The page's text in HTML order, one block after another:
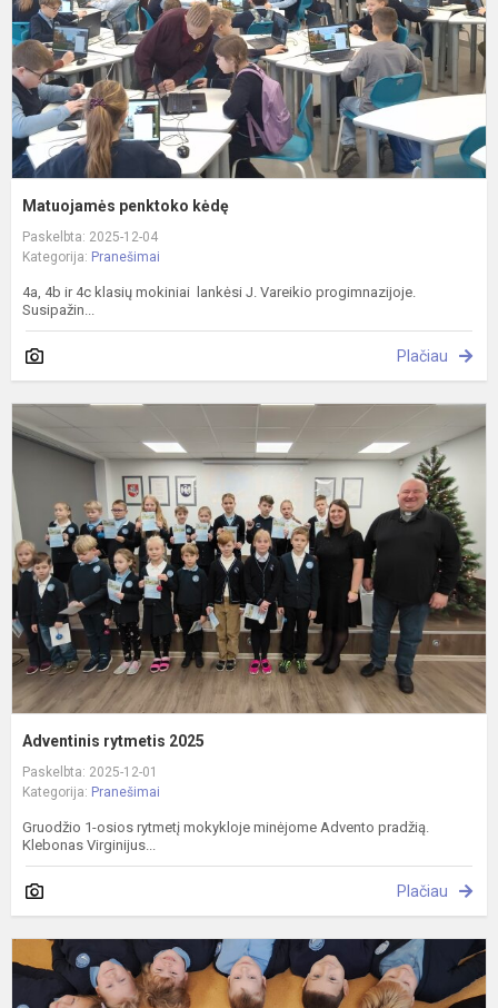
Matuojamės penktoko kėdę
Paskelbta: 2025-12-04
Kategorija: Pranešimai
4a, 4b ir 4c klasių mokiniai lankėsi J. Vareikio progimnazijoje.
Susipažin...
Plačiau
Adventinis rytmetis 2025
Paskelbta: 2025-12-01
Kategorija: Pranešimai
Gruodžio 1-osios rytmetį mokykloje minėjome Advento pradžią.
Klebonas Virginijus...
Plačiau